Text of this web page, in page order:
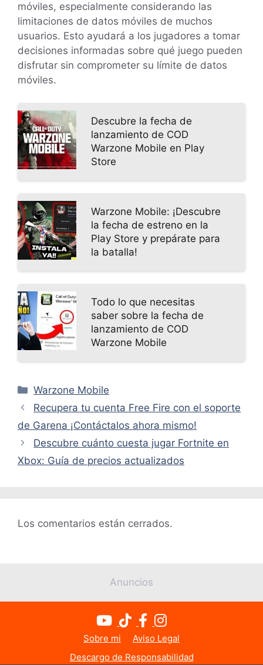
móviles, especialmente considerando las
limitaciones de datos móviles de muchos
usuarios. Esto ayudará a los jugadores a tomar
decisiones informadas sobre qué juego pueden
disfrutar sin comprometer su límite de datos
móviles.
Descubre la fecha de
lanzamiento de COD
Warzone Mobile en Play
Store
Warzone Mobile: ¡Descubre
la fecha de estreno en la
Play Store y prepárate para
la batalla!
Todo lo que necesitas
saber sobre la fecha de
lanzamiento de COD
Warzone Mobile
Categorías
Warzone Mobile
Recupera tu cuenta Free Fire con el soporte
de Garena ¡Contáctalos ahora mismo!
Descubre cuánto cuesta jugar Fortnite en
Xbox: Guía de precios actualizados
Los comentarios están cerrados.
Anuncios
Sobre mi
Aviso Legal
Descargo de Responsabilidad